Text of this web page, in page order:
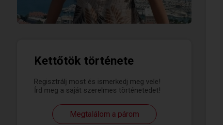
Kettőtök története
Regisztrálj most és ismerkedj meg vele!
Írd meg a saját szerelmes történetedet!
Megtalálom a párom